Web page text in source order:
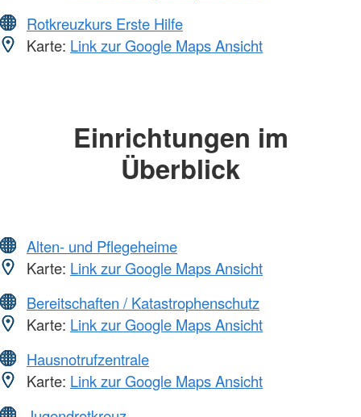
Rotkreuzkurs Erste Hilfe
Karte: Link zur Google Maps Ansicht
Einrichtungen im
Überblick
Alten- und Pflegeheime
Karte: Link zur Google Maps Ansicht
Bereitschaften / Katastrophenschutz
Karte: Link zur Google Maps Ansicht
Hausnotrufzentrale
Karte: Link zur Google Maps Ansicht